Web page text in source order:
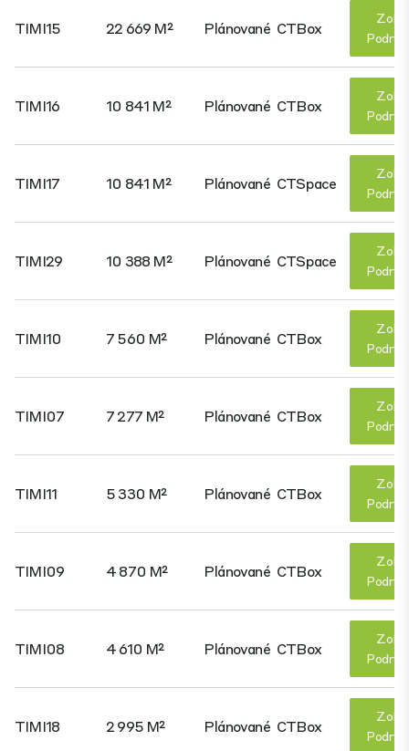
TIMI15 22 669 M² Plánované CTBox
TIMI16 10 841 M² Plánované CTBox
TIMI17 10 841 M² Plánované CTSpace
TIMI29 10 388 M² Plánované CTSpace
TIMI10 7 560 M² Plánované CTBox
TIMI07 7 277 M² Plánované CTBox
TIMI11 5 330 M² Plánované CTBox
TIMI09 4 870 M² Plánované CTBox
TIMI08 4 610 M² Plánované CTBox
TIMI18 2 995 M² Plánované CTBox